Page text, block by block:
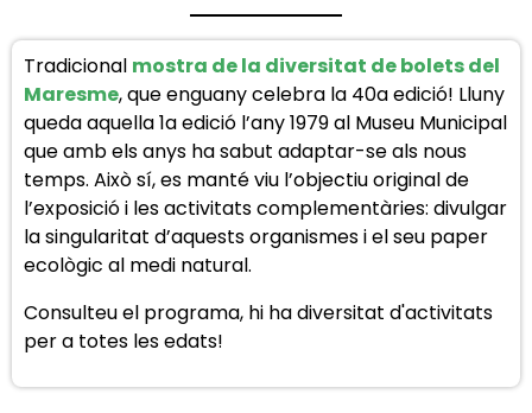
Tradicional mostra de la diversitat de bolets del
Maresme, que enguanycelebra la 40a edició! Lluny
queda aquella 1a edició l’any 1979 al Museu Municipal
que amb els anys ha sabut adaptar-se als nous
temps. Això sí, es manté viu l’objectiu original de
l’exposició i les activitats complementàries: divulgar
la singularitat d’aquests organismes i el seu paper
ecològic al medi natural.
Consulteu el programa, hi ha diversitat d'activitats
per a totes les edats!